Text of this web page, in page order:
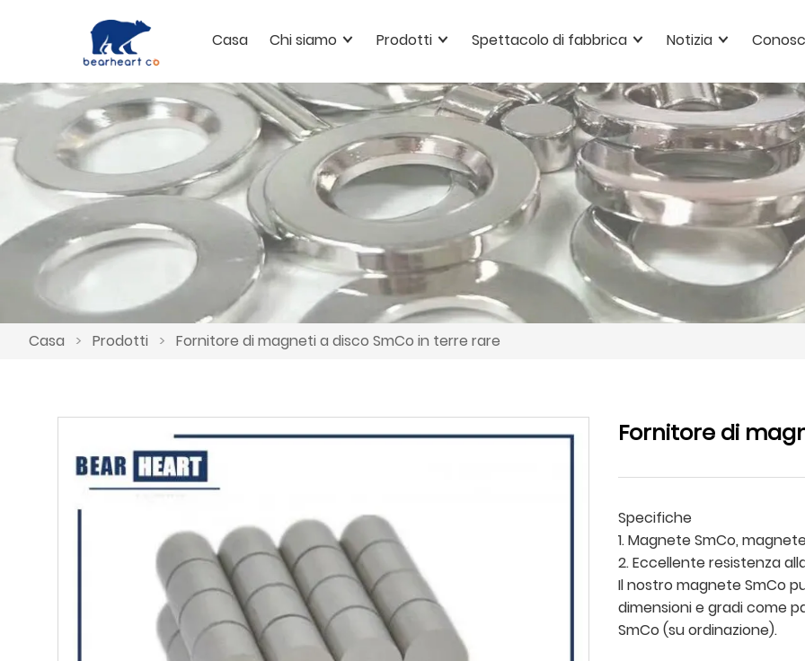
Casa Chi siamo Prodotti Spettacolo di fabbrica Notizia
Casa > Prodotti > Fornitore di magneti a disco SmCo in terre rare
Fornitore di
Specifiche
1. Magnete SmCo,
2. Eccellente resistenza
Il nostro magnete SmCo
dimensioni e gradi come
SmCo (su ordinazione).